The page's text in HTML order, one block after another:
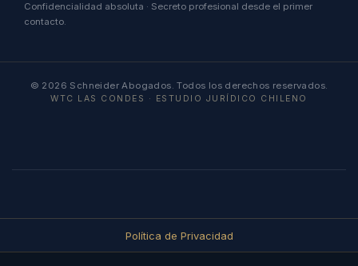
Confidencialidad absoluta · Secreto profesional desde el primer
contacto.
© 2026 Schneider Abogados. Todos los derechos reservados.
WTC LAS CONDES · ESTUDIO JURÍDICO CHILENO
Política de Privacidad